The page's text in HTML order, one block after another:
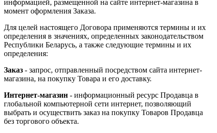
информацией, размещенной на сайте интернет-магазина в
момент оформления Заказа.
Для целей настоящего Договора применяются термины и их
определения в значениях, определенных законодательством
Республики Беларусь, а также следующие термины и их
определения:
Заказ - запрос, отправленный посредством сайта интернет-
магазина, на покупку Товара и его доставку.
Интернет-магазин - информационный ресурс Продавца в
глобальной компьютерной сети интернет, позволяющий
выбрать и осуществить заказ на покупку Товаров Продавца
без торгового объекта.